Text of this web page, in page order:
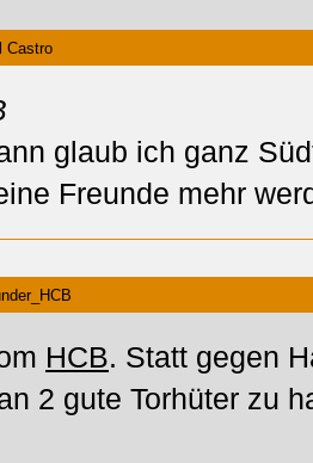
Castro
glaub ich ganz
Freunde mehr
HCB. Statt gegen
2 gute Torhüter zu